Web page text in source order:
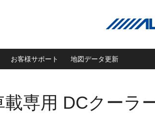
お客様サポート 地図データ更新
専用 DCクーラ